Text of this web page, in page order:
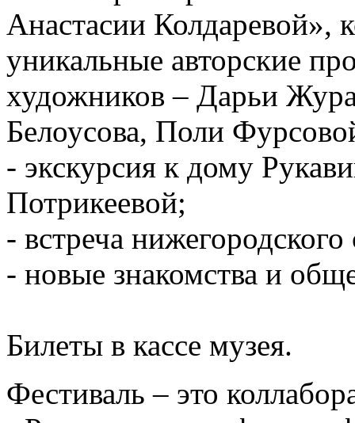
Анастасии
уникальные авторские
художников – Дарьи
Белоусова, Поли
- экскурсия к дому
Потрикеевой;
- встреча
- новые знакомства и
Билеты в кассе музея.
Фестиваль – это